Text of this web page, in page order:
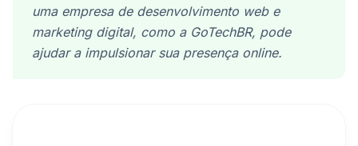
uma empresa de desenvolvimento web e
marketing digital, como a GoTechBR, pode
ajudar a impulsionar sua presença online.